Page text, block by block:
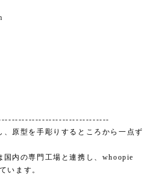
原型を手彫りするところから一点ず
国内の専門工場と連携し、whoopie
います。